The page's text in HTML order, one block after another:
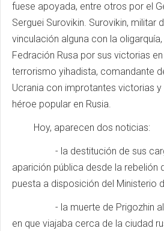
fuese apoyada, entre otros por el
Serguei Surovikin. Surovikin, militar
vinculación alguna con la
Fedración Rusa por sus victorias
terrorismo yihadista, comandante
Ucrania con improtantes victorias
héroe popular en Rusia.
Hoy, aparecen dos noticias:
- la destitución de sus
aparición pública desde la rebelión
puesta a disposición del Ministerio
- la muerte de Prigozhin al
en que viajaba cerca de la ciudad